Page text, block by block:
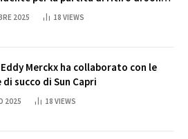
2025 18 VIEWS
Merckx ha collaborato con le
succo di Sun Capri
2025 18 VIEWS